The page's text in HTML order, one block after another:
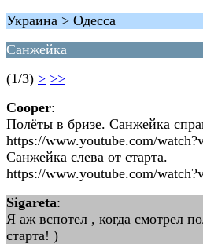
Украина > Одесса
Санжейка
(1/3) > >>
Cooper:
Полёты в бризе. Санжейка
https://www.youtube.com/
Санжейка слева от старта.
https://www.youtube.com/
Sigareta:
Я аж вспотел , когда смотрел
старта! )